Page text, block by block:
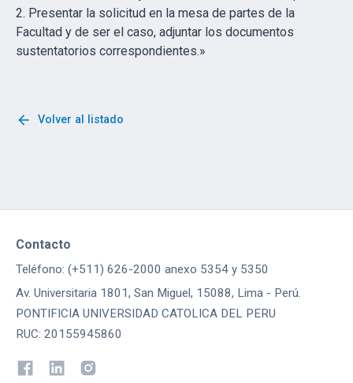
2. Presentar la solicitud en la mesa de partes de la
Facultad y de ser el caso, adjuntar los documentos
sustentatorios correspondientes.»
arrow_back Volver al listado
Contacto
Teléfono: (+511) 626-2000 anexo 5354 y 5350
Av. Universitaria 1801, San Miguel, 15088, Lima - Perú.
PONTIFICIA UNIVERSIDAD CATOLICA DEL PERU
RUC: 20155945860